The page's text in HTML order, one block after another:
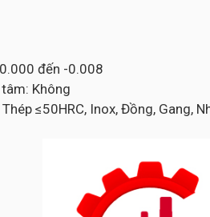
đến -0.008
Không
≤50HRC, Inox, Đồng, Gang,